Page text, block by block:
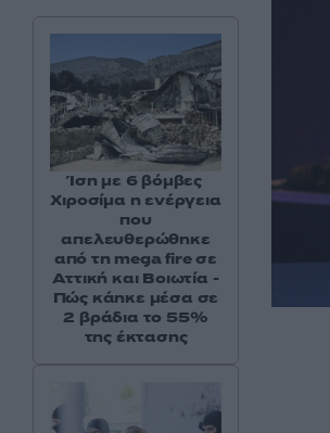
Ίση με 6 βόμβες
Χιροσίμα η ενέργεια
που
απελευθερώθηκε
από τη mega fire σε
Αττική και Βοιωτία -
Πώς κάηκε μέσα σε
2 βράδια το 55%
της έκτασης